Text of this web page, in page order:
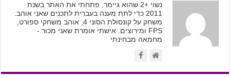
נשוי +2 שהוא גיימר, פתחתי את האתר בשנת
2011 כדי לתת מענה בעברית לתכנים שאני אוהב.
משחק על קונסולת הסוני 4, אוהב משחקי ספורט,
FPS ומירוצים. אישתי אומרת שאני מכור -
מחמאה מבחינתי